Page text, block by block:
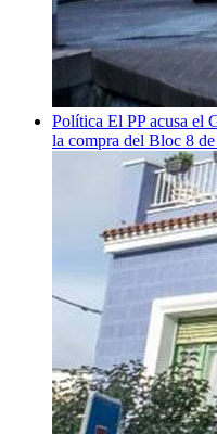
Política El PP acusa el
la compra del Bloc 8 de